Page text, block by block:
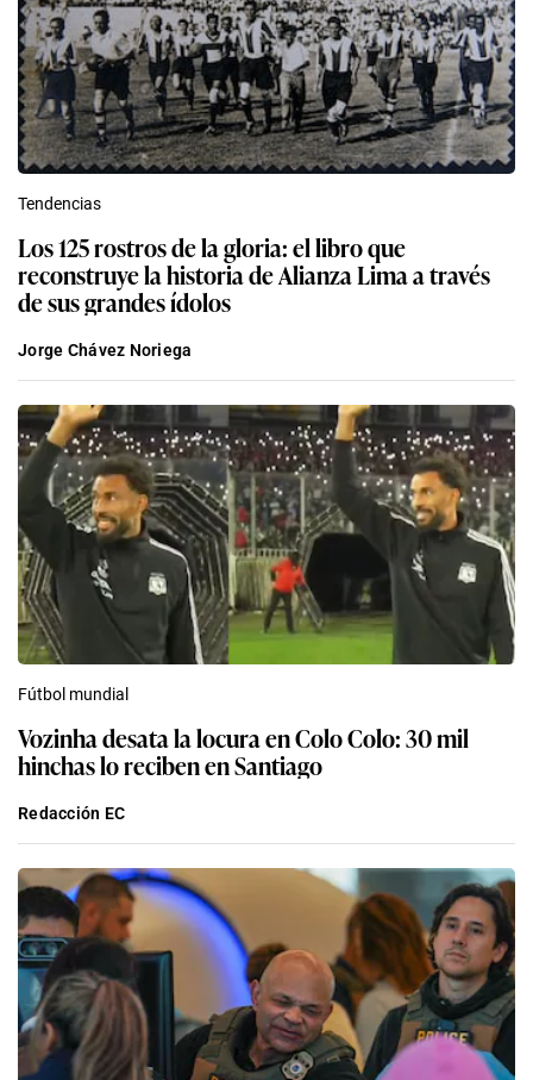
Tendencias
Los 125 rostros de la gloria: el libro que
reconstruye la historia de Alianza Lima a través
de sus grandes ídolos
Jorge Chávez Noriega
Fútbol mundial
Vozinha desata la locura en Colo Colo: 30 mil
hinchas lo reciben en Santiago
Redacción EC